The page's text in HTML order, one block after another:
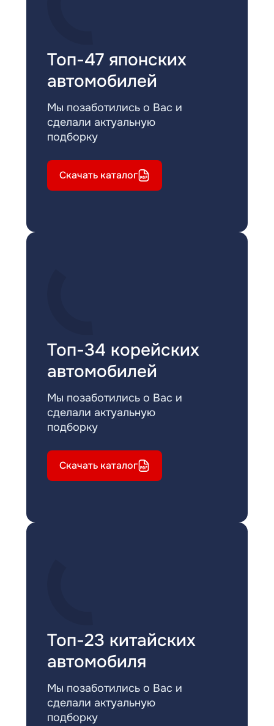
Топ-47 японских
автомобилей
Мы позаботились о Вас и
сделали актуальную
подборку
Скачать каталог
Топ-34 корейских
автомобилей
Мы позаботились о Вас и
сделали актуальную
подборку
Скачать каталог
Топ-23 китайских
автомобиля
Мы позаботились о Вас и
сделали актуальную
подборку